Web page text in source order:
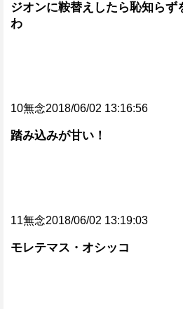
ジオンに鞍替えしたら恥知らず
わ
10無念2018/06/02 13:16:56
踏み込みが甘い！
11無念2018/06/02 13:19:03
モレテマス・オシッコ